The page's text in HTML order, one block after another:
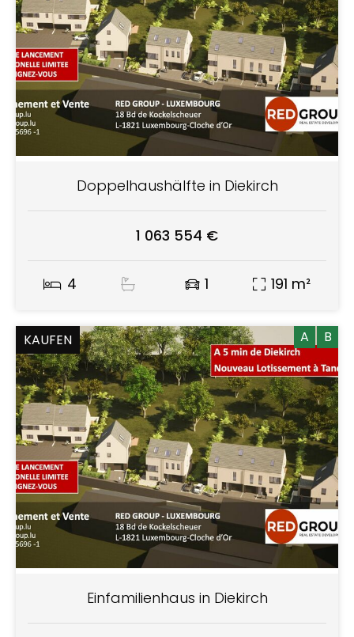
Doppelhaushälfte in Diekirch
1 063 554 €
4 1 191 m²
KAUFEN A B
Einfamilienhaus in Diekirch